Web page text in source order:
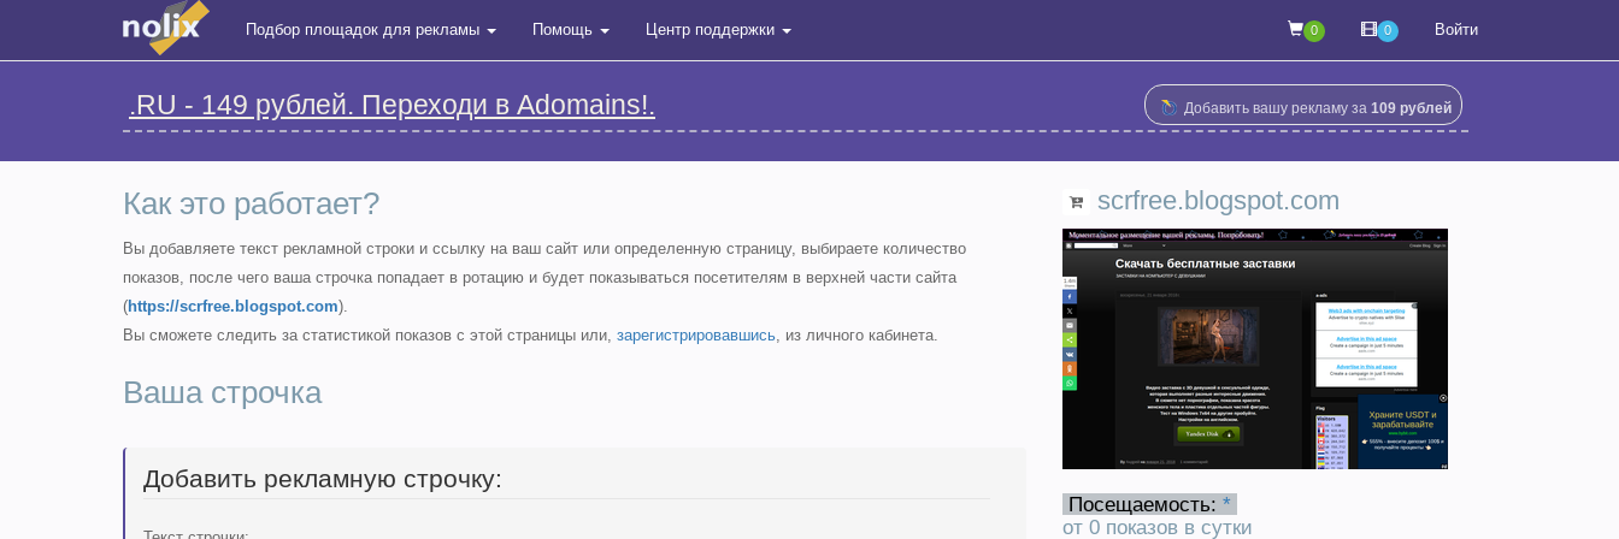
Подбор площадок для рекламы Помощь Центр поддержки 0 0 Войти
.RU - 149 рублей. Переходи в Adomains!. Добавить вашу рекламу за109 рублей
Как это работает?
Вы добавляете текст рекламной строки и ссылку на ваш сайт или определенную страницу, выбираете количество
показов, после чего ваша строчка попадает в ротацию и будет показываться посетителям в верхней части сайта
(https://scrfree.blogspot.com).
Вы сможете следить за статистикой показов с этой страницы или, зарегистрировавшись, из личного кабинета.
Ваша строчка
Добавить рекламную строчку:
scrfree.blogspot.com
Посещаемость: *
от 0 показов в сутки